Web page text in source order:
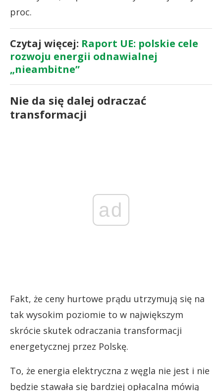
proc.
Czytaj więcej: Raport UE: polskie cele
rozwoju energii odnawialnej
„nieambitne”
Nie da się dalej odraczać
transformacji
ad
Fakt, że ceny hurtowe prądu utrzymują się na
tak wysokim poziomie to w największym
skrócie skutek odraczania transformacji
energetycznej przez Polskę.
To, że energia elektryczna z węgla nie jest i nie
będzie stawała się bardziej opłacalna mówią